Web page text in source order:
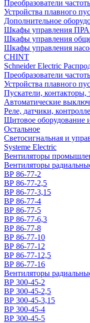
Преобразователи
Устройства плавного
Дополнительное
Шкафы управления
Шкафы управления
Шкафы управления
CHINT
Schneider Electric
Преобразователи
Устройства плавного
Пускатели, контакторы,
Автоматические
Реле, датчики,
Щитовое оборудование
Остальное
Светосигнальная и
Systeme Electric
Вентиляторы
Вентиляторы
ВР 86-77-2
ВР 86-77-2,5
ВР 86-77-3,15
ВР 86-77-4
ВР 86-77-5
ВР 86-77-6,3
ВР 86-77-8
ВР 86-77-10
ВР 86-77-12
ВР 86-77-12,5
ВР 86-77-16
Вентиляторы
ВР 300-45-2
ВР 300-45-2,5
ВР 300-45-3,15
ВР 300-45-4
ВР 300-45-5